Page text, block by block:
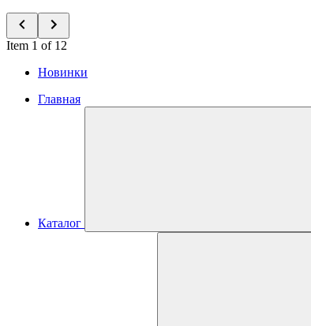
Item 1 of 12
Новинки
Главная
Каталог